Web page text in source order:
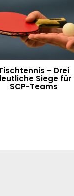
– Drei
Siege für
SCP-Teams